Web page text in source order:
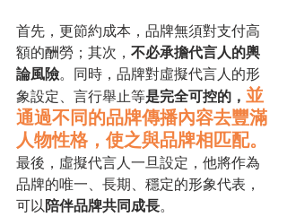
首先，更節約成本，品牌無須對支付高
額的酬勞；其次， 不必承擔代言人的輿
論風險。同時，品牌對虛擬代言人的形
象設定、言行舉止等是完全可控的， 並
通過不同的品牌傳播內容去豐滿
人物性格，使之與品牌相匹配。
最後，虛擬代言人一旦設定，他將作為
品牌的唯一、長期、穩定的形象代表，
可以陪伴品牌共同成長。